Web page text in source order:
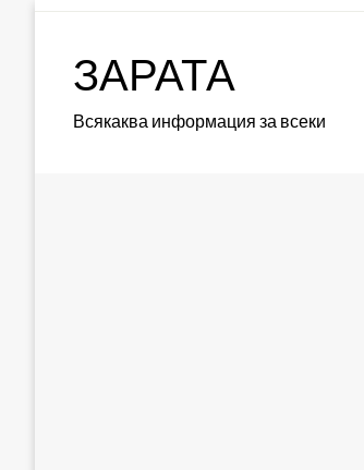
ЗАРАТА
Всякаква информация за всеки